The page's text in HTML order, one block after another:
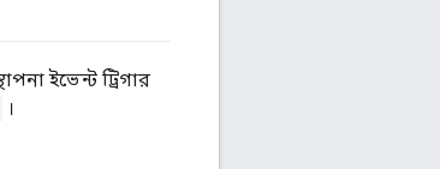
ইভেন্ট ট্রিগার
।